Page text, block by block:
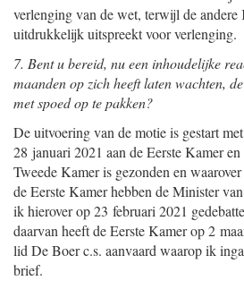
verlenging van de wet, terwijl de
uitdrukkelijk uitspreekt voor verlenging.
7. Bent u bereid, nu een inhoudelijke
maanden op zich heeft laten wachten,
met spoed op te pakken?
De uitvoering van de motie is gestart
28 januari 2021 aan de Eerste Kamer
Tweede Kamer is gezonden en
de Eerste Kamer hebben de Minister
ik hierover op 23 februari 2021
daarvan heeft de Eerste Kamer op 2
lid De Boer c.s. aanvaard waarop ik
brief.